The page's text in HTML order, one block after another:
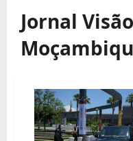
Jornal Visão